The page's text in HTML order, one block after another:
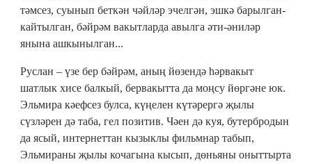
тәмсез, суынып беткән чәйләр эчелгән, эшкә барылган-
кайтылган, бәйрәм вакытларда авылга әти-әниләр
янына ашкынылган...
Руслан – үзе бер бәйрәм, аның йөзендә һәрвакыт
шатлык хисе балкый, бервакытта да моңсу йөргәне юк.
Эльмира кәефсез булса, күңелен күтәрергә җылы
сүзләрен дә таба, гел позитив. Чәен дә куя, бутербродын
да ясый, интернеттан кызыклы фильмнар табып,
Эльмираны җылы кочагына кысып, дөньяны оныттырта